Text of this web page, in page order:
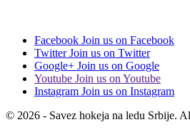
Facebook Join us on Facebook
Twitter Join us on Twitter
Google+ Join us on Google
Youtube Join us on Youtube
Instagram Join us on Instagram
© 2026 - Savez hokeja na ledu Srbije.